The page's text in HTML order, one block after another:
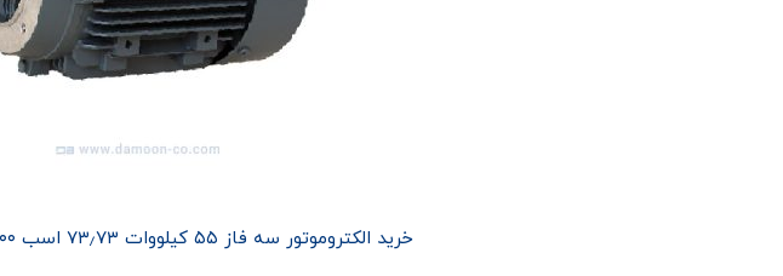
خرید الکتروموتور سه فاز ۵۵ کیلووات ۷۳٫۷۳ اسب ۱۵۰۰ دور ایلماز ELK